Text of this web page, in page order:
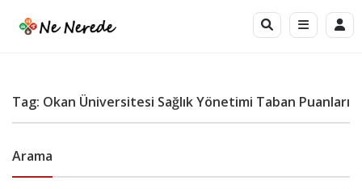
Tag: Okan Üniversitesi Sağlık Yönetimi Taban Puanları
Arama